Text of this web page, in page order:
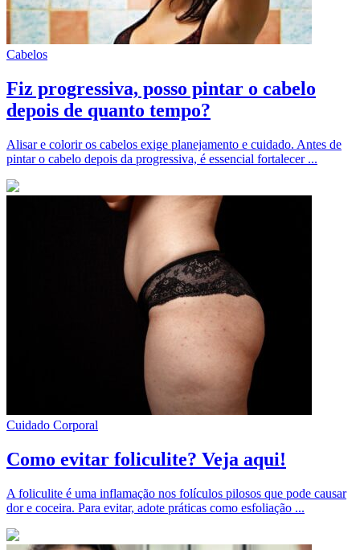
Cabelos
Fiz progressiva, posso pintar o cabelo
depois de quanto tempo?
Alisar e colorir os cabelos exige planejamento e cuidado. Antes de
pintar o cabelo depois da progressiva, é essencial fortalecer ...
Cuidado Corporal
Como evitar foliculite? Veja aqui!
A foliculite é uma inflamação nos folículos pilosos que pode causar
dor e coceira. Para evitar, adote práticas como esfoliação ...